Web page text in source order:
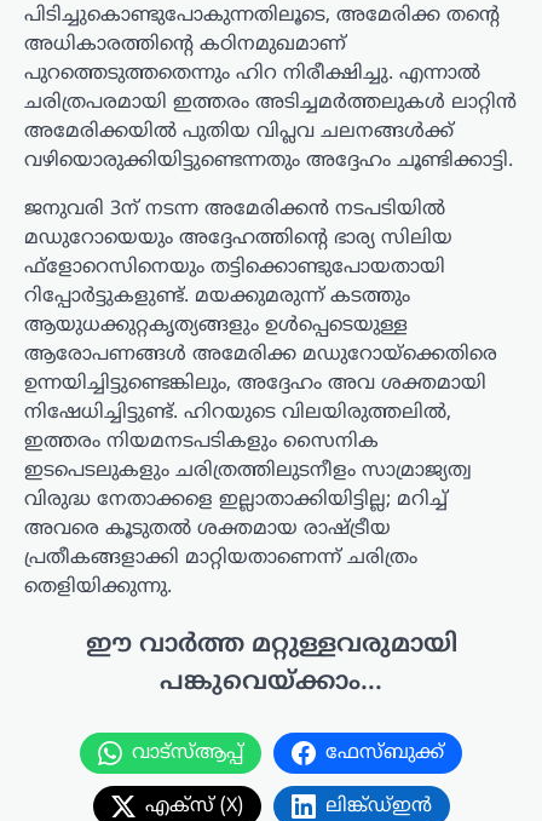
പിടിച്ചുകൊണ്ടുപോകുന്നതിലൂടെ, അമേരിക്ക തന്റെ
അധികാരത്തിന്റെ കഠിനമുഖമാണ്
പുറത്തെടുത്തതെന്നും ഹിറ നിരീക്ഷിച്ചു. എന്നാൽ
ചരിത്രപരമായി ഇത്തരം അടിച്ചമർത്തലുകൾ ലാറ്റിൻ
അമേരിക്കയിൽ പുതിയ വിപ്ലവ ചലനങ്ങൾക്ക്
വഴിയൊരുക്കിയിട്ടുണ്ടെന്നതും അദ്ദേഹം ചൂണ്ടിക്കാട്ടി.
ജനുവരി 3ന് നടന്ന അമേരിക്കൻ നടപടിയിൽ
മഡുറോയെയും അദ്ദേഹത്തിന്റെ ഭാര്യ സിലിയ
ഫ്ളോറെസിനെയും തട്ടിക്കൊണ്ടുപോയതായി
റിപ്പോർട്ടുകളുണ്ട്. മയക്കുമരുന്ന് കടത്തും
ആയുധക്കുറ്റകൃത്യങ്ങളും ഉൾപ്പെടെയുള്ള
ആരോപണങ്ങൾ അമേരിക്ക മഡുറോയ്‌ക്കെതിരെ
ഉന്നയിച്ചിട്ടുണ്ടെങ്കിലും, അദ്ദേഹം അവ ശക്തമായി
നിഷേധിച്ചിട്ടുണ്ട്. ഹിറയുടെ വിലയിരുത്തലിൽ,
ഇത്തരം നിയമനടപടികളും സൈനിക
ഇടപെടലുകളും ചരിത്രത്തിലുടനീളം സാമ്രാജ്യത്വ
വിരുദ്ധ നേതാക്കളെ ഇല്ലാതാക്കിയിട്ടില്ല; മറിച്ച്
അവരെ കൂടുതൽ ശക്തമായ രാഷ്ട്രീയ
പ്രതീകങ്ങളാക്കി മാറ്റിയതാണെന്ന് ചരിത്രം
തെളിയിക്കുന്നു.
ഈ വാർത്ത മറ്റുള്ളവരുമായി
പങ്കുവെയ്ക്കാം...
വാട്സ്ആപ്പ് ഫേസ്ബുക്ക്
എക്സ് (X) ലിങ്ക്ഡ്ഇൻ